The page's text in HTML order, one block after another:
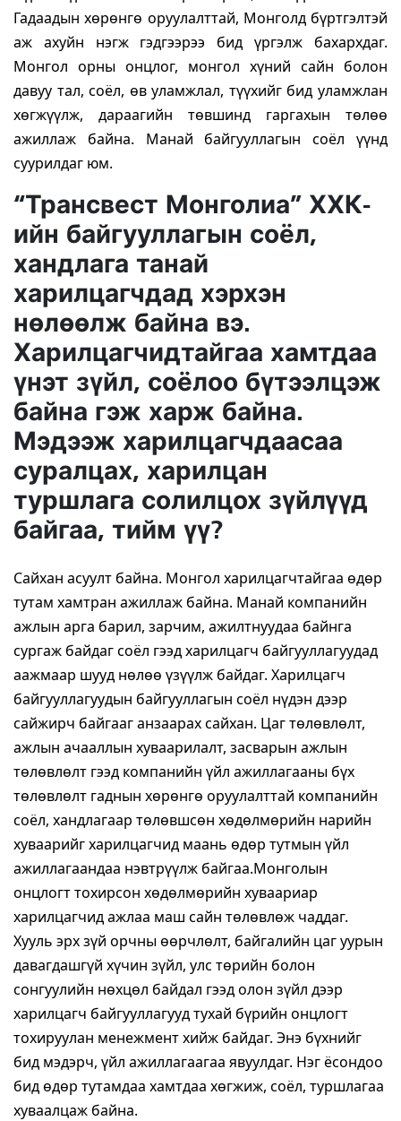
Гадаадын хөрөнгө оруулалттай, Монголд бүртгэлтэй
аж ахуйн нэгж гэдгээрээ бид үргэлж бахархдаг.
Монгол орны онцлог, монгол хүний сайн болон
давуу тал, соёл, өв уламжлал, түүхийг бид уламжлан
хөгжүүлж, дараагийн төвшинд гаргахын төлөө
ажиллаж байна. Манай байгууллагын соёл үүнд
суурилдаг юм.
“Трансвест Монголиа” ХХК-
ийн байгууллагын соёл,
хандлага танай
харилцагчдад хэрхэн
нөлөөлж байна вэ.
Харилцагчидтайгаа хамтдаа
үнэт зүйл, соёлоо бүтээлцэж
байна гэж харж байна.
Мэдээж харилцагчдаасаа
суралцах, харилцан
туршлага солилцох зүйлүүд
байгаа, тийм үү?
Сайхан асуулт байна. Монгол харилцагчтайгаа өдөр
тутам хамтран ажиллаж байна. Манай компанийн
ажлын арга барил, зарчим, ажилтнуудаа байнга
сургаж байдаг соёл гээд харилцагч байгууллагуудад
аажмаар шууд нөлөө үзүүлж байдаг. Харилцагч
байгууллагуудын байгууллагын соёл нүдэн дээр
сайжирч байгааг анзаарах сайхан. Цаг төлөвлөлт,
ажлын ачааллын хуваарилалт, засварын ажлын
төлөвлөлт гээд компанийн үйл ажиллагааны бүх
төлөвлөлт гаднын хөрөнгө оруулалттай компанийн
соёл, хандлагаар төлөвшсөн хөдөлмөрийн нарийн
хуваарийг харилцагчид маань өдөр тутмын үйл
ажиллагаандаа нэвтрүүлж байгаа.Монголын
онцлогт тохирсон хөдөлмөрийн хуваариар
харилцагчид ажлаа маш сайн төлөвлөж чаддаг.
Хууль эрх зүй орчны өөрчлөлт, байгалийн цаг уурын
давагдашгүй хүчин зүйл, улс төрийн болон
сонгуулийн нөхцөл байдал гээд олон зүйл дээр
харилцагч байгууллагууд тухай бүрийн онцлогт
тохируулан менежмент хийж байдаг. Энэ бүхнийг
бид мэдэрч, үйл ажиллагаагаа явуулдаг. Нэг ёсондоо
бид өдөр тутамдаа хамтдаа хөгжиж, соёл, туршлагаа
хуваалцаж байна.